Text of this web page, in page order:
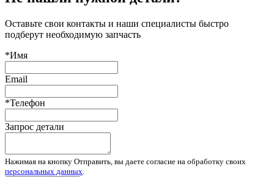
Оставьте свои контакты и наши специалисты быстро
подберут необходимую запчасть
*Имя
Email
*Телефон
Запрос детали
Нажимая на кнопку Отправить, вы даете согласие на обработку своих
персональных данных.